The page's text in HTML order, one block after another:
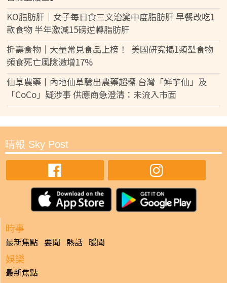
KO脂肪肝｜女子每日食三文治變中度脂肪肝 早餐改吃1
款食物 半年激減15磅逆轉脂肪肝
折壽食物｜大量常見食品上榜！ 美國研究揭1類型食物
頻食死亡風險激增17%
仙草農藥丨內地仙草驗出農藥超標 台灣「鮮芋仙」及
「CoCo」疑涉事 供應商急澄清：未流入市面
晴報 Sky Post
時事
最新焦點 要聞 熱話 暖聞
娛樂
最新焦點